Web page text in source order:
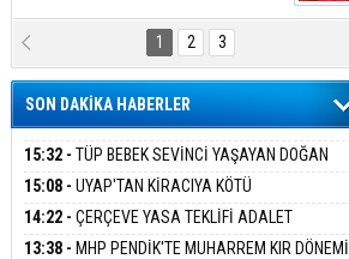
Karanlık DNA Kuşaklararası
Şiddetin Biyolojik Faturası
Şiyar Adıyaman
Ben Bu Sahaya Sığmazam
Hasan Ali Çölük
Bir Satırın İçindeki İnsan
1 2 3
SON DAKİKA HABERLER
15:32 - TÜP BEBEK SEVİNCİ YAŞAYAN DOĞAN
AİLESİNE BAKANLIK DESTEĞİ
15:08 - UYAP'TAN KİRACIYA KÖTÜ
HABER:''TEBLİGAT GELMEDİ'' SAVUNMASI
MAHKEMEDEN DÖNDÜ
14:22 - ÇERÇEVE YASA TEKLİFİ ADALET
KOMİSYONU'NDAN GEÇTİ:SÜREÇ NASIL
13:38 - MHP PENDİK'TE MUHARREM KIR DÖNEMİ